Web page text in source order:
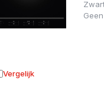
Vergelijk aan vergelijking